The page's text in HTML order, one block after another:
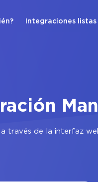
Integraciones listas
a través de la interfaz